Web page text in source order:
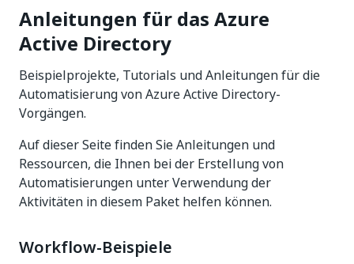
Anleitungen für das Azure
Active Directory
Beispielprojekte, Tutorials und Anleitungen für die
Automatisierung von Azure Active Directory-
Vorgängen.
Auf dieser Seite finden Sie Anleitungen und
Ressourcen, die Ihnen bei der Erstellung von
Automatisierungen unter Verwendung der
Aktivitäten in diesem Paket helfen können.
Workflow-Beispiele